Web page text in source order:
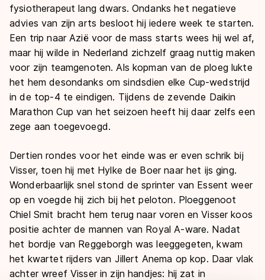
fysiotherapeut lang dwars. Ondanks het negatieve
advies van zijn arts besloot hij iedere week te starten.
Een trip naar Azië voor de mass starts wees hij wel af,
maar hij wilde in Nederland zichzelf graag nuttig maken
voor zijn teamgenoten. Als kopman van de ploeg lukte
het hem desondanks om sindsdien elke Cup-wedstrijd
in de top-4 te eindigen. Tijdens de zevende Daikin
Marathon Cup van het seizoen heeft hij daar zelfs een
zege aan toegevoegd.
Dertien rondes voor het einde was er even schrik bij
Visser, toen hij met Hylke de Boer naar het ijs ging.
Wonderbaarlijk snel stond de sprinter van Essent weer
op en voegde hij zich bij het peloton. Ploeggenoot
Chiel Smit bracht hem terug naar voren en Visser koos
positie achter de mannen van Royal A-ware. Nadat
het bordje van Reggeborgh was leeggegeten, kwam
het kwartet rijders van Jillert Anema op kop. Daar vlak
achter wreef Visser in zijn handjes: hij zat in